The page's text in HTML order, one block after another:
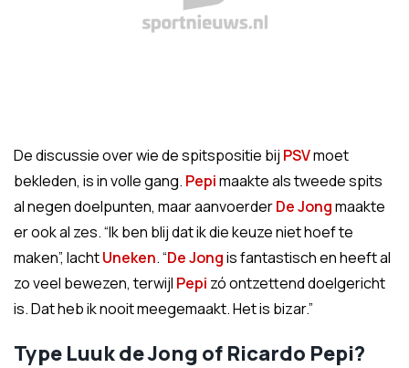
De discussie over wie de spitspositie bij PSVmoet
bekleden, is in volle gang. Pepimaakte als tweede spits
al negen doelpunten, maar aanvoerderDe Jongmaakte
er ook al zes. “Ik ben blij dat ik die keuze niet hoef te
maken”, lachtUneken. “De Jongis fantastisch en heeft al
zo veel bewezen, terwijl Pepi zó ontzettend doelgericht
is. Dat heb ik nooit meegemaakt. Het is bizar.”
Type Luuk de Jong of Ricardo Pepi?